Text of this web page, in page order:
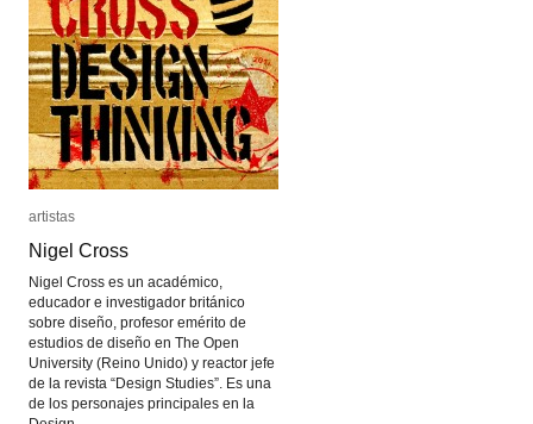
artistas
Nigel Cross
Nigel Cross es un académico,
educador e investigador británico
sobre diseño, profesor emérito de
estudios de diseño en The Open
University (Reino Unido) y reactor jefe
de la revista “Design Studies”. Es una
de los personajes principales en la
artistas
Nigel Cross